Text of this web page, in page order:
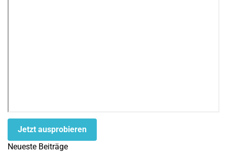
Jetzt ausprobieren
Neueste Beiträge